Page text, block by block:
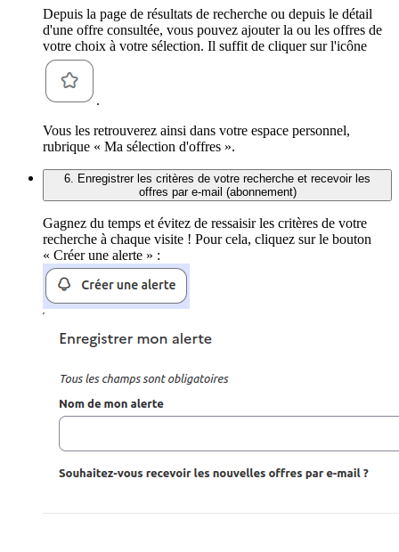
Depuis la page de résultats de recherche ou depuis le détail
d'une offre consultée, vous pouvez ajouter la ou les offres de
votre choix à votre sélection. Il suffit de cliquer sur l'icône
.
Vous les retrouverez ainsi dans votre espace personnel,
rubrique « Ma sélection d'offres ».
6. Enregistrer les critères de votre recherche et recevoir les
offres par e-mail (abonnement)
Gagnez du temps et évitez de ressaisir les critères de votre
recherche à chaque visite ! Pour cela, cliquez sur le bouton
« Créer une alerte » :